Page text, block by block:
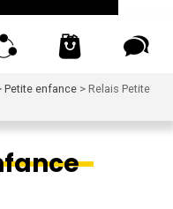
Petite enfance > Relais Petite